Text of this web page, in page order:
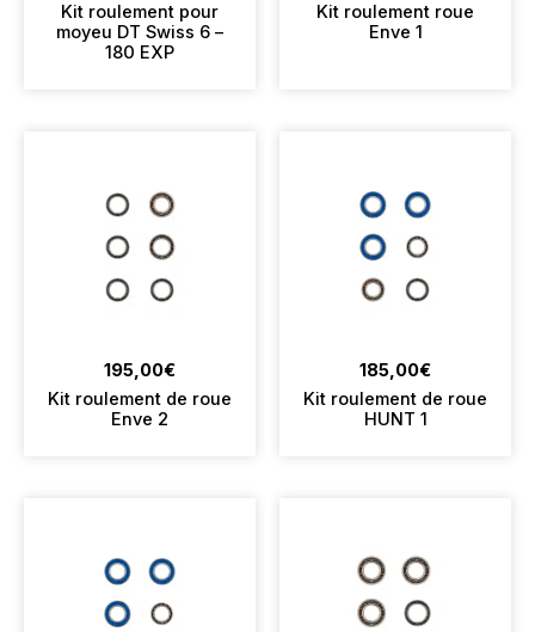
Kit roulement pour
moyeu DT Swiss 6 –
180 EXP
Kit roulement roue
Enve 1
195,00€
Kit roulement de roue
Enve 2
185,00€
Kit roulement de roue
HUNT 1